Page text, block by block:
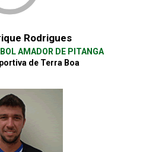
Rodrigues
AMADOR DE PITANGA
de Terra Boa